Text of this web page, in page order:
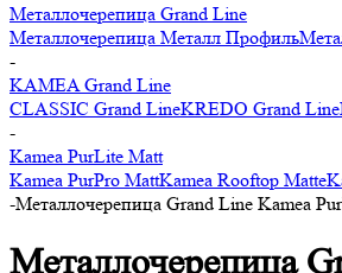
Металлочерепица Grand Line
Металлочерепица Металл Профиль
-
KAMEA Grand Line
CLASSIC Grand LineKREDO Grand Line
-
Kamea PurLite Matt
Kamea PurPro MattKamea Rooftop Matte
-Металлочерепица Grand Line Kamea
Металлочерепица